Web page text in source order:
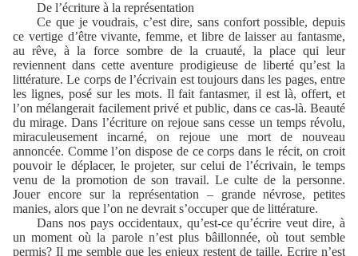
De l’écriture à la représentation
Ce que je voudrais, c’est dire, sans confort possible, depuis
ce vertige d’être vivante, femme, et libre de laisser au fantasme,
au rêve, à la force sombre de la cruauté, la place qui leur
reviennent dans cette aventure prodigieuse de liberté qu’est la
littérature. Le corps de l’écrivain est toujours dans les pages, entre
les lignes, posé sur les mots. Il fait fantasmer, il est là, offert, et
l’on mélangerait facilement privé et public, dans ce cas-là. Beauté
du mirage. Dans l’écriture on rejoue sans cesse un temps révolu,
miraculeusement incarné, on rejoue une mort de nouveau
annoncée. Comme l’on dispose de ce corps dans le récit, on croit
pouvoir le déplacer, le projeter, sur celui de l’écrivain, le temps
venu de la promotion de son travail. Le culte de la personne.
Jouer encore sur la représentation – grande névrose, petites
manies, alors que l’on ne devrait s’occuper que de littérature.
Dans nos pays occidentaux, qu’est-ce qu’écrire veut dire, à
un moment où la parole n’est plus bâillonnée, où tout semble
permis? Il me semble que les enjeux restent de taille. Ecrire n’est